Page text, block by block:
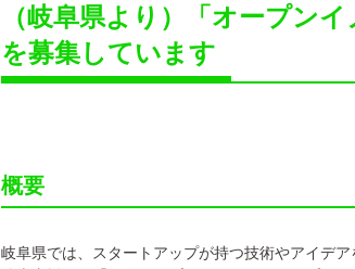
（岐阜県より）「オープン
を募集しています
概要
岐阜県では、スタートアップが持つ技術やアイデ